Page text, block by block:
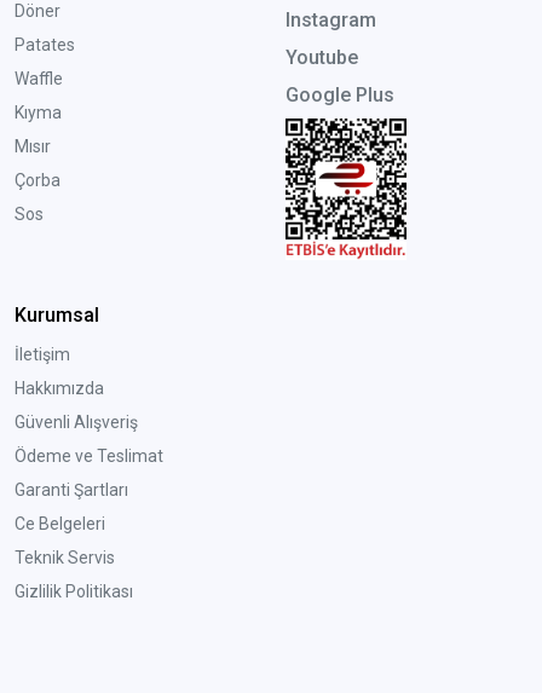
Döner
Patates
Waffle
Kıyma
Mısır
Çorba
Sos
Instagram
Youtube
Google Plus
Kurumsal
İletişim
Hakkımızda
Güvenli Alışveriş
Ödeme ve Teslimat
Garanti Şartları
Ce Belgeleri
Teknik Servis
Gizlilik Politikası